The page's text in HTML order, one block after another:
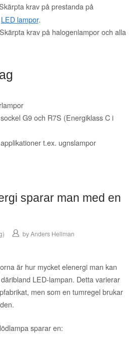
krav på prestanda på
LED lampor.
Skärpta krav på halogenlampor och alla
G9 och R7S (Energiklass C i
t.ex. ugnslampor
sparar man med en
byAnders Hellman
är hur mycket elenergi man kan
LED-lampan. Detta varierar
men som en tumregel brukar
sparar en: